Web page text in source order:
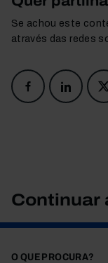
Se achou este
através das redes
Continuar
O QUE PROCURA?